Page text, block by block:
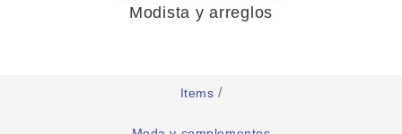
Modista y arreglos
Items /